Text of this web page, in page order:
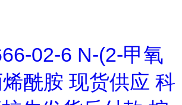
02-6 N-(2-甲氧
酰胺 现货供应 科